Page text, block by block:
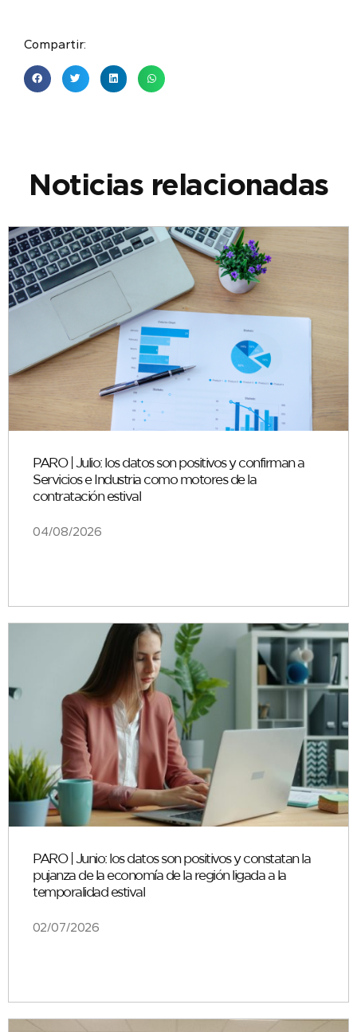
Compartir:
Noticias relacionadas
PARO | Julio: los datos son positivos y confirman a
Servicios e Industria como motores de la
contratación estival
04/08/2026
PARO | Junio: los datos son positivos y constatan la
pujanza de la economía de la región ligada a la
temporalidad estival
02/07/2026